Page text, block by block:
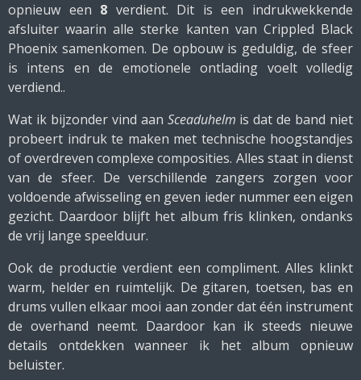
opnieuw een 8 verdient. Dit is een indrukwekkende
afsluiter waarin alle sterke kanten van Crippled Black
Phoenix samenkomen. De opbouw is geduldig, de sfeer
is intens en de emotionele ontlading voelt volledig
verdiend..
Wat ik bijzonder vind aan Sceaduhelm is dat de band niet
probeert indruk te maken met technische hoogstandjes
of overdreven complexe composities. Alles staat in dienst
van de sfeer. De verschillende zangers zorgen voor
voldoende afwisseling en geven ieder nummer een eigen
gezicht. Daardoor blijft het album fris klinken, ondanks
de vrij lange speelduur.
Ook de productie verdient een compliment. Alles klinkt
warm, helder en ruimtelijk. De gitaren, toetsen, bas en
drums vullen elkaar mooi aan zonder dat één instrument
de overhand neemt. Daardoor kan ik steeds nieuwe
details ontdekken wanneer ik het album opnieuw
beluister.